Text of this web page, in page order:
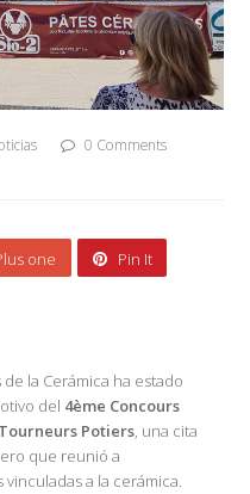
0 Comments
one
Pin It
la Cerámica ha estado
del 4ème Concours
Potiers, una cita
que reunió a
a la cerámica.